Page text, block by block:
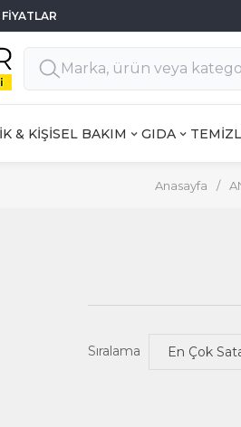
& KİŞİSEL BAKIM GIDA
Anasayfa /
Sıralama